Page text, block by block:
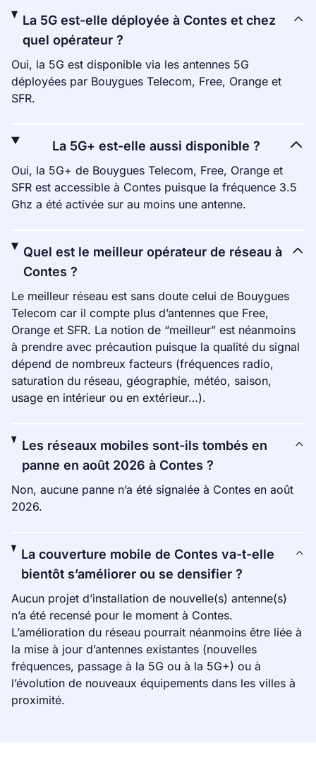
La 5G est-elle déployée à Contes et chez
quel opérateur ?
Oui, la 5G est disponible via les antennes 5G
déployées par Bouygues Telecom, Free, Orange et
SFR.
La 5G+ est-elle aussi disponible ?
Oui, la 5G+ de Bouygues Telecom, Free, Orange et
SFR est accessible à Contes puisque la fréquence 3.5
Ghz a été activée sur au moins une antenne.
Quel est le meilleur opérateur de réseau à
Contes ?
Le meilleur réseau est sans doute celui de Bouygues
Telecom car il compte plus d’antennes que Free,
Orange et SFR. La notion de “meilleur” est néanmoins
à prendre avec précaution puisque la qualité du signal
dépend de nombreux facteurs (fréquences radio,
saturation du réseau, géographie, météo, saison,
usage en intérieur ou en extérieur…).
Les réseaux mobiles sont-ils tombés en
panne en août 2026 à Contes ?
Non, aucune panne n’a été signalée à Contes en août
2026.
La couverture mobile de Contes va-t-elle
bientôt s’améliorer ou se densifier ?
Aucun projet d’installation de nouvelle(s) antenne(s)
n’a été recensé pour le moment à Contes.
L’amélioration du réseau pourrait néanmoins être liée à
la mise à jour d’antennes existantes (nouvelles
fréquences, passage à la 5G ou à la 5G+) ou à
l’évolution de nouveaux équipements dans les villes à
proximité.